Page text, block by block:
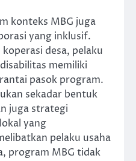
konteks MBG juga
yang inklusif.
desa, pelaku
memiliki
pasok program.
sekadar bentuk
juga strategi
yang
pelaku usaha
program MBG tidak